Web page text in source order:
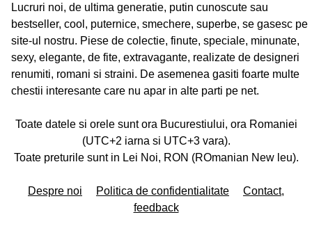
Lucruri noi, de ultima generatie, putin cunoscute sau
bestseller, cool, puternice, smechere, superbe, se gasesc pe
site-ul nostru. Piese de colectie, finute, speciale, minunate,
sexy, elegante, de fite, extravagante, realizate de designeri
renumiti, romani si straini. De asemenea gasiti foarte multe
chestii interesante care nu apar in alte parti pe net.
Toate datele si orele sunt ora Bucurestiului, ora Romaniei
(UTC+2 iarna si UTC+3 vara).
Toate preturile sunt in Lei Noi, RON (ROmanian New leu).
Despre noi Politica de confidentialitate
Contact,
feedback